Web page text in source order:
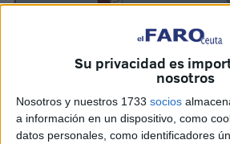
Su privacidad es
nosotros
Nosotros y nuestros 1733 socios
a información en un dispositivo, como
datos personales, como identificadores
RelatedPosts